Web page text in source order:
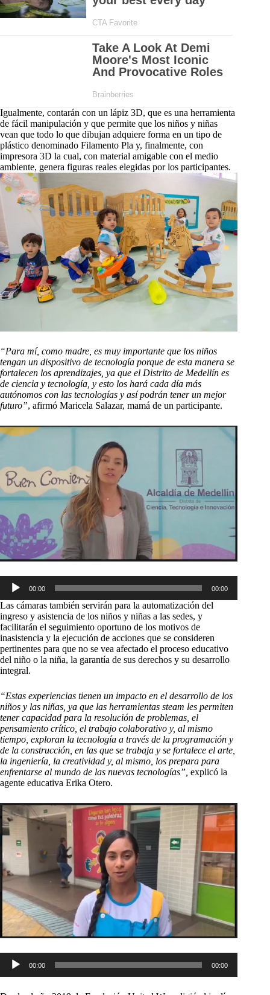
Igualmente, contarán con un lápiz 3D, que es una herramienta
de fácil manipulación y que permite que los niños y niñas
vean que todo lo que dibujan adquiere forma en un tipo de
plástico denominado Filamento Pla y, finalmente, con
impresora 3D la cual, con material amigable con el medio
ambiente, genera figuras reales elegidas por los participantes.
“Para mí, como madre, es muy importante que los niños
tengan un dispositivo de tecnología porque de esta manera se
fortalecen los aprendizajes, ya que el Distrito de Medellín es
de ciencia y tecnología, y esto los hará cada día más
autónomos con las tecnologías y así podrán tener un mejor
futuro”, afirmó Maricela Salazar, mamá de un participante.
Reproductor
audio
00:00 00:00
Las cámaras también servirán para la automatización del
ingreso y asistencia de los niños y niñas a las sedes, y
facilitarán el seguimiento oportuno de los motivos de
inasistencia y la ejecución de acciones que se consideren
pertinentes para que no se vea afectado el proceso educativo
del niño o la niña, la garantía de sus derechos y su desarrollo
integral.
“Estas experiencias tienen un impacto en el desarrollo de los
niños y las niñas, ya que las herramientas steam les permiten
tener capacidad para la resolución de problemas, el
pensamiento crítico, el trabajo colaborativo y, al mismo
tiempo, exploran la tecnología a través de la programación y
de la construcción, en las que se trabaja y se fortalece el arte,
la ingeniería, la creatividad y, al mismo, los prepara para
enfrentarse al mundo de las nuevas tecnologías”, explicó la
agente educativa Erika Otero.
Reproductor
audio
00:00 00:00